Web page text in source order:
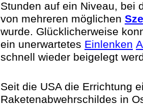
Stunden auf ein Niveau, bei
von mehreren möglichen
wurde. Glücklicherweise
ein unerwartetes Einlenken
schnell wieder beigelegt
Seit die USA die Errichtung
Raketenabwehrschildes in